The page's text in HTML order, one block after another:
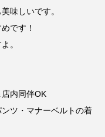
味しいです。
です！
。
内同伴OK
ツ・マナーベルトの着